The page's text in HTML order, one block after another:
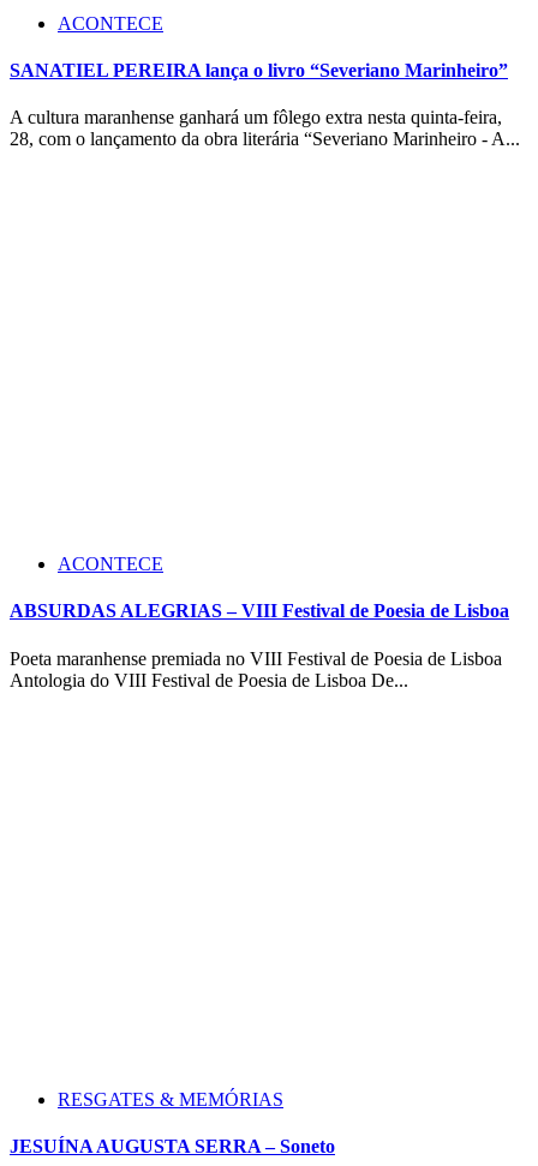
ACONTECE
SANATIEL PEREIRA lança o livro “Severiano Marinheiro”
A cultura maranhense ganhará um fôlego extra nesta quinta-feira,
28, com o lançamento da obra literária “Severiano Marinheiro - A...
ACONTECE
ABSURDAS ALEGRIAS – VIII Festival de Poesia de Lisboa
Poeta maranhense premiada no VIII Festival de Poesia de Lisboa
Antologia do VIII Festival de Poesia de Lisboa De...
RESGATES & MEMÓRIAS
JESUÍNA AUGUSTA SERRA – Soneto